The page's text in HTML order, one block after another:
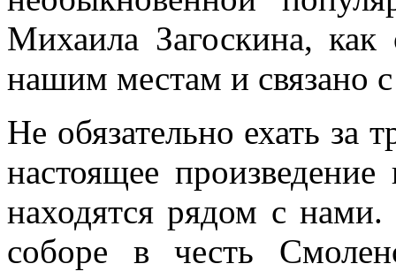
Михаила Загоскина, как
нашим местам и связано
Не обязательно ехать за
настоящее
находятся рядом с
соборе в честь